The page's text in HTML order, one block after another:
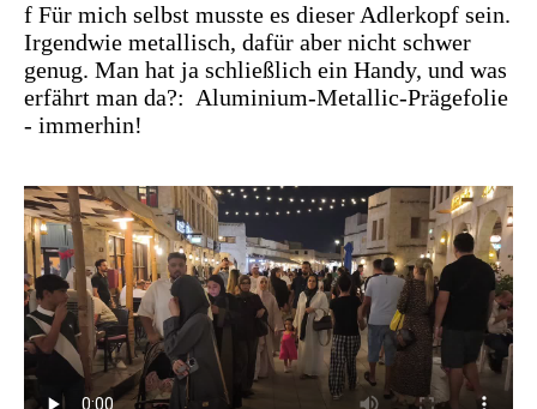
f Für mich selbst musste es dieser Adlerkopf sein.
Irgendwie metallisch, dafür aber nicht schwer
genug. Man hat ja schließlich ein Handy, und was
erfährt man da?: Aluminium-Metallic-Prägefolie
- immerhin!